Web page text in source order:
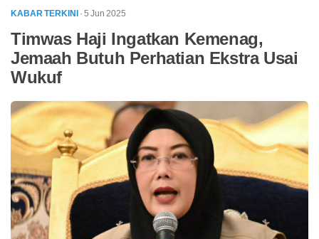
KABAR TERKINI · 5 Jun 2025
Timwas Haji Ingatkan Kemenag,
Jemaah Butuh Perhatian Ekstra Usai
Wukuf